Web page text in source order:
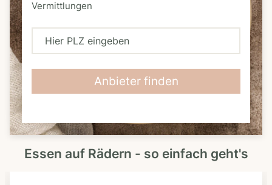
Vermittlungen
H
L
Z
Anbieter finden
Essen auf Rädern - so einfach geht's